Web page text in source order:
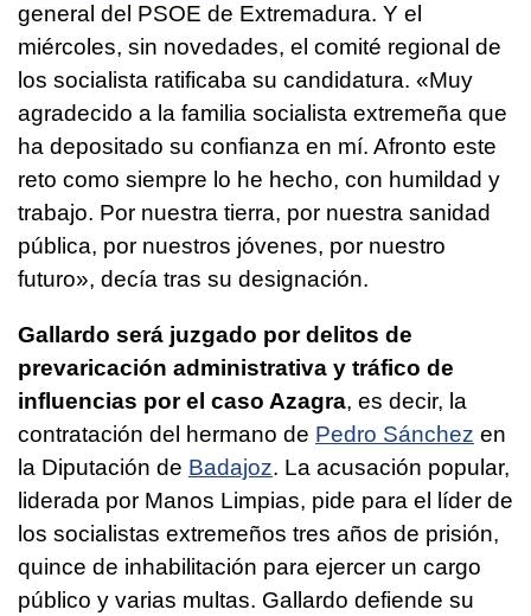
general del PSOE de Extremadura. Y el
miércoles, sin novedades, el comité regional de
los socialista ratificaba su candidatura. «Muy
agradecido a la familia socialista extremeña que
ha depositado su confianza en mí. Afronto este
reto como siempre lo he hecho, con humildad y
trabajo. Por nuestra tierra, por nuestra sanidad
pública, por nuestros jóvenes, por nuestro
futuro», decía tras su designación.
Gallardo será juzgado por delitos de
prevaricación administrativa y tráfico de
influencias por el caso Azagra, es decir, la
contratación del hermano de Pedro Sánchez en
la Diputación de Badajoz. La acusación popular,
liderada por Manos Limpias, pide para el líder de
los socialistas extremeños tres años de prisión,
quince de inhabilitación para ejercer un cargo
público y varias multas. Gallardo defiende su